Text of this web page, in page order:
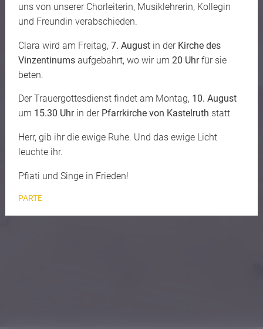
uns von unserer Chorleiterin, Musiklehrerin, Kollegin
und Freundin verabschieden.
Clara wird am Freitag, 7. Augustin der Kirche des
Vinzentinumsaufgebahrt, wo wir um 20 Uhrfür sie
beten.
Der Trauergottesdienst findet am Montag, 10. August
um 15.30 Uhrin der Pfarrkirche von Kastelruth statt
Herr, gib ihr die ewige Ruhe. Und das ewige Licht
leuchte ihr.
Pfiati und Singe in Frieden!
PARTE